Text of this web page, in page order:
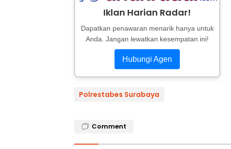
Iklan Harian Radar!
Dapatkan penawaran menarik hanya untuk
Anda. Jangan lewatkan kesempatan ini!
Hubungi Agen
Polrestabes Surabaya
Comment